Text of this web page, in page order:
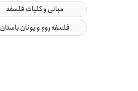
مبانی و کلیات فلسفه
فلسفه روم و یونان باستان